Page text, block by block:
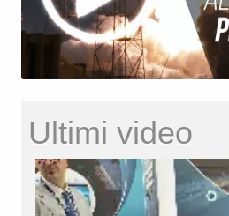
Ultimi video